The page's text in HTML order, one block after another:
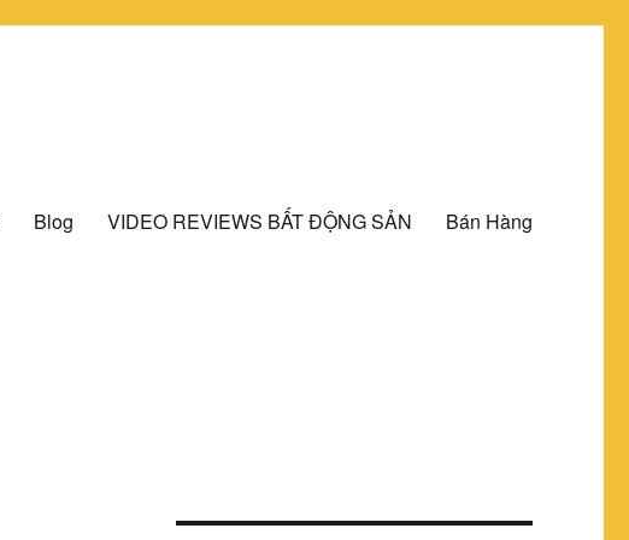
Blog VIDEO REVIEWS BẤT ĐỘNG SẢN Bán Hàng